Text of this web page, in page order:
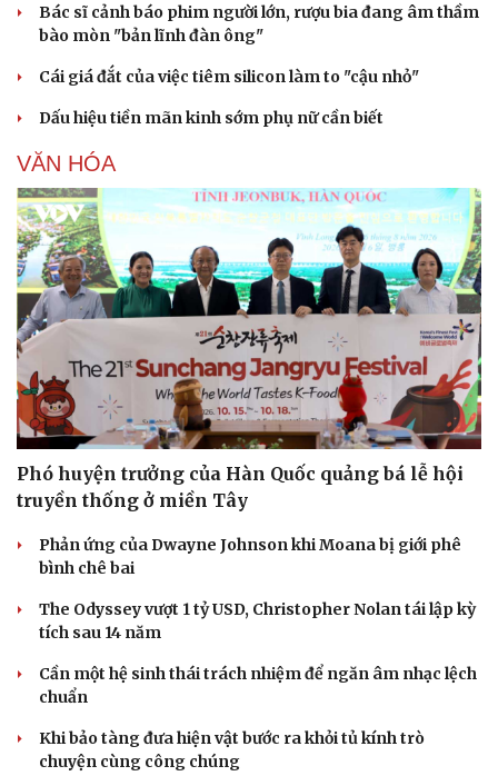
Dinh dưỡng - món ngon
Cây thuốc
Sản phụ khoa
Nhi khoa
Nam khoa
Làm đẹp - giảm cân
Phòng mạch online
Ăn sạch sống khỏe
Blog
Tình yêu - Gia đình
Bác sĩ cảnh báo phim người lớn, rượu bia đang âm thầm
bào mòn "bản lĩnh đàn ông"
Cái giá đắt của việc tiêm silicon làm to "cậu nhỏ"
Dấu hiệu tiền mãn kinh sớm phụ nữ cần biết
VĂN HÓA
Phó huyện trưởng của Hàn Quốc quảng bá lễ hội
truyền thống ở miền Tây
Phản ứng của Dwayne Johnson khi Moana bị giới phê
bình chê bai
The Odyssey vượt 1 tỷ USD, Christopher Nolan tái lập kỳ
tích sau 14 năm
Cần một hệ sinh thái trách nhiệm để ngăn âm nhạc lệch
chuẩn
Khi bảo tàng đưa hiện vật bước ra khỏi tủ kính trò
chuyện cùng công chúng